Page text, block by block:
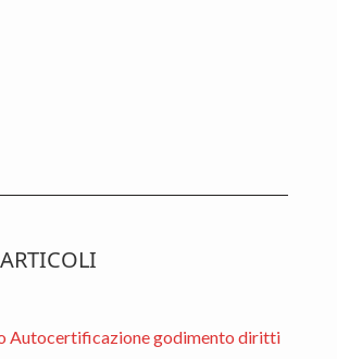
Autocertificazione godimento diritti